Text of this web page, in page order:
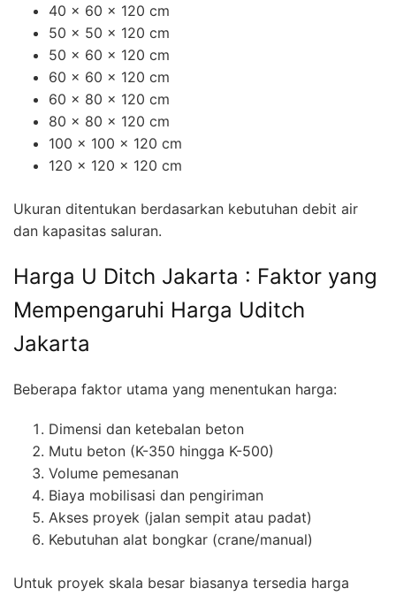
40 x 60 x 120 cm
50 x 50 x 120 cm
50 x 60 x 120 cm
60 x 60 x 120 cm
60 x 80 x 120 cm
80 x 80 x 120 cm
100 x 100 x 120 cm
120 x 120 x 120 cm
Ukuran ditentukan berdasarkan kebutuhan debit air
dan kapasitas saluran.
Harga U Ditch Jakarta : Faktor yang
Mempengaruhi Harga Uditch
Jakarta
Beberapa faktor utama yang menentukan harga:
Dimensi dan ketebalan beton
Mutu beton (K-350 hingga K-500)
Volume pemesanan
Biaya mobilisasi dan pengiriman
Akses proyek (jalan sempit atau padat)
Kebutuhan alat bongkar (crane/manual)
Untuk proyek skala besar biasanya tersedia harga